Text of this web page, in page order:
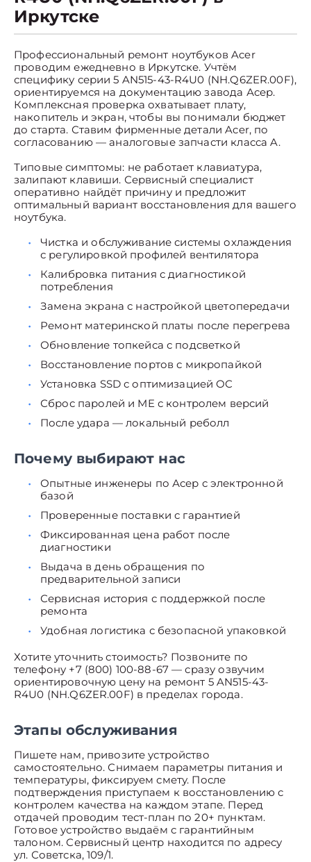
Иркутске
Профессиональный ремонт ноутбуков Acer
проводим ежедневно в Иркутске. Учтём
специфику серии 5 AN515-43-R4U0 (NH.Q6ZER.00F),
ориентируемся на документацию завода Асер.
Комплексная проверка охватывает плату,
накопитель и экран, чтобы вы понимали бюджет
до старта. Ставим фирменные детали Acer, по
согласованию — аналоговые запчасти класса A.
Типовые симптомы: не работает клавиатура,
залипают клавиши. Сервисный специалист
оперативно найдёт причину и предложит
оптимальный вариант восстановления для вашего
ноутбука.
Чистка и обслуживание системы охлаждения
с регулировкой профилей вентилятора
Калибровка питания с диагностикой
потребления
Замена экрана с настройкой цветопередачи
Ремонт материнской платы после перегрева
Обновление топкейса с подсветкой
Восстановление портов с микропайкой
Установка SSD с оптимизацией ОС
Сброс паролей и ME с контролем версий
После удара — локальный реболл
Почему выбирают нас
Опытные инженеры по Асер с электронной
базой
Проверенные поставки с гарантией
Фиксированная цена работ после
диагностики
Выдача в день обращения по
предварительной записи
Сервисная история с поддержкой после
ремонта
Удобная логистика с безопасной упаковкой
Хотите уточнить стоимость? Позвоните по
телефону +7 (800) 100-88-67 — сразу озвучим
ориентировочную цену на ремонт 5 AN515-43-
R4U0 (NH.Q6ZER.00F) в пределах города.
Этапы обслуживания
Пишете нам, привозите устройство
самостоятельно. Снимаем параметры питания и
температуры, фиксируем смету. После
подтверждения приступаем к восстановлению с
контролем качества на каждом этапе. Перед
отдачей проводим тест-план по 20+ пунктам.
Готовое устройство выдаём с гарантийным
талоном. Сервисный центр находится по адресу
ул. Советска, 109/1.